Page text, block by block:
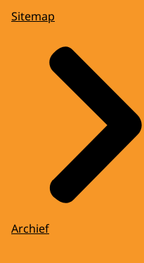
Sitemap
Archief